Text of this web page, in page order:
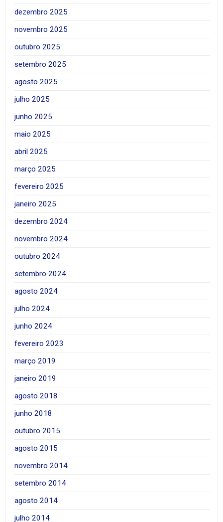
dezembro 2025
novembro 2025
outubro 2025
setembro 2025
agosto 2025
julho 2025
junho 2025
maio 2025
abril 2025
março 2025
fevereiro 2025
janeiro 2025
dezembro 2024
novembro 2024
outubro 2024
setembro 2024
agosto 2024
julho 2024
junho 2024
fevereiro 2023
março 2019
janeiro 2019
agosto 2018
junho 2018
outubro 2015
agosto 2015
novembro 2014
setembro 2014
agosto 2014
julho 2014